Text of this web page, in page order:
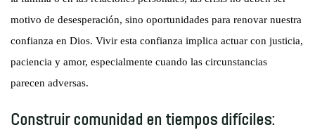
motivo de desesperación, sino oportunidades para renovar nuestra
confianza en Dios. Vivir esta confianza implica actuar con justicia,
paciencia y amor, especialmente cuando las circunstancias
parecen adversas.
Construir comunidad en tiempos difíciles: